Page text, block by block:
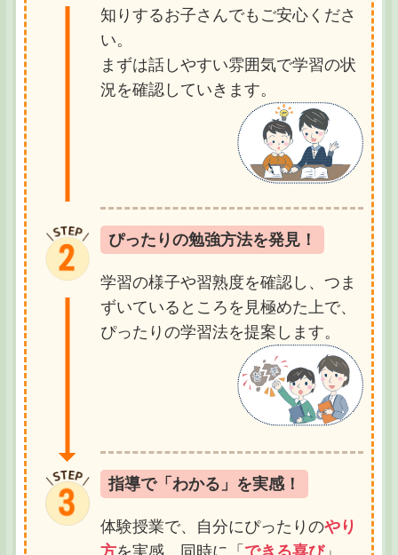
知りするお子さんでもご安心くださ
い。
まずは話しやすい雰囲気で学習の状
況を確認していきます。
ぴったりの勉強方法を発見！
学習の様子や習熟度を確認し、つま
ずいているところを見極めた上で、
ぴったりの学習法を提案します。
指導で「わかる」を実感！
体験授業で、自分にぴったりのやり
方を実感。同時に「 できる喜び」